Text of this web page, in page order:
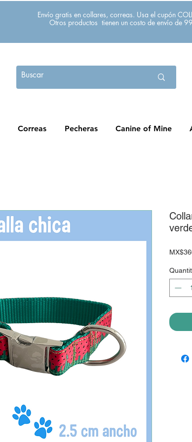
Envío gratis en collares, correas. Usa el cupón
Otros productos tienen un costo de envío de
Correas Pecheras Canine of Mine